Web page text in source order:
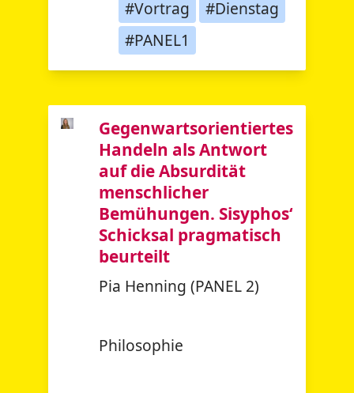
#Vortrag
#Dienstag
#PANEL1
Gegenwartsorientiertes
Handeln als Antwort
auf die Absurdität
menschlicher
Bemühungen. Sisyphos‘
Schicksal pragmatisch
beurteilt
Pia Henning (PANEL 2)
Philosophie